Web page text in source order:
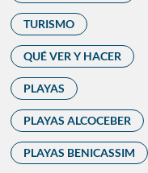
TURISMO
QUÉ VER Y HACER
PLAYAS
PLAYAS ALCOCEBER
PLAYAS BENICASSIM